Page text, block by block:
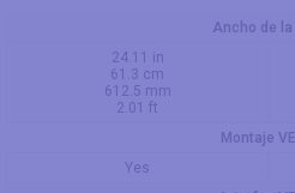
Ancho de la
24.11 in
61.3 cm
612.5 mm
2.01 ft
Montaje
Yes